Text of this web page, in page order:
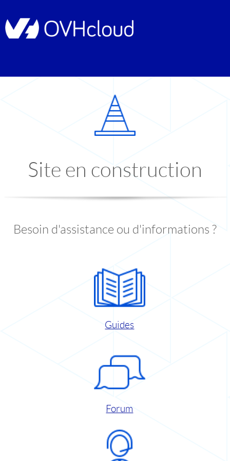
Site en construction
Besoin d'assistance ou d'informations ?
Guides
Forum